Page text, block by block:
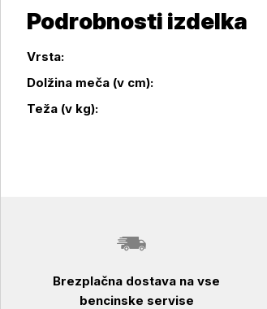
Podrobnosti izdelka
Podrobnosti izdelka
Vrsta:
Dolžina meča (v cm):
Teža (v kg):
Brezplačna dostava na vse
bencinske servise